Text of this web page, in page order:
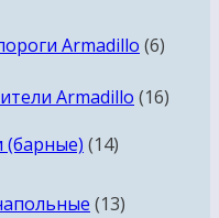
Armadillo 66
Armadillo 1616
(барные) 1414
1313